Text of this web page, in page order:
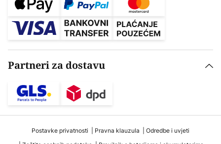
Partneri za dostavu
Postavke privatnosti Pravna klauzula
Odredbe i uvjeti